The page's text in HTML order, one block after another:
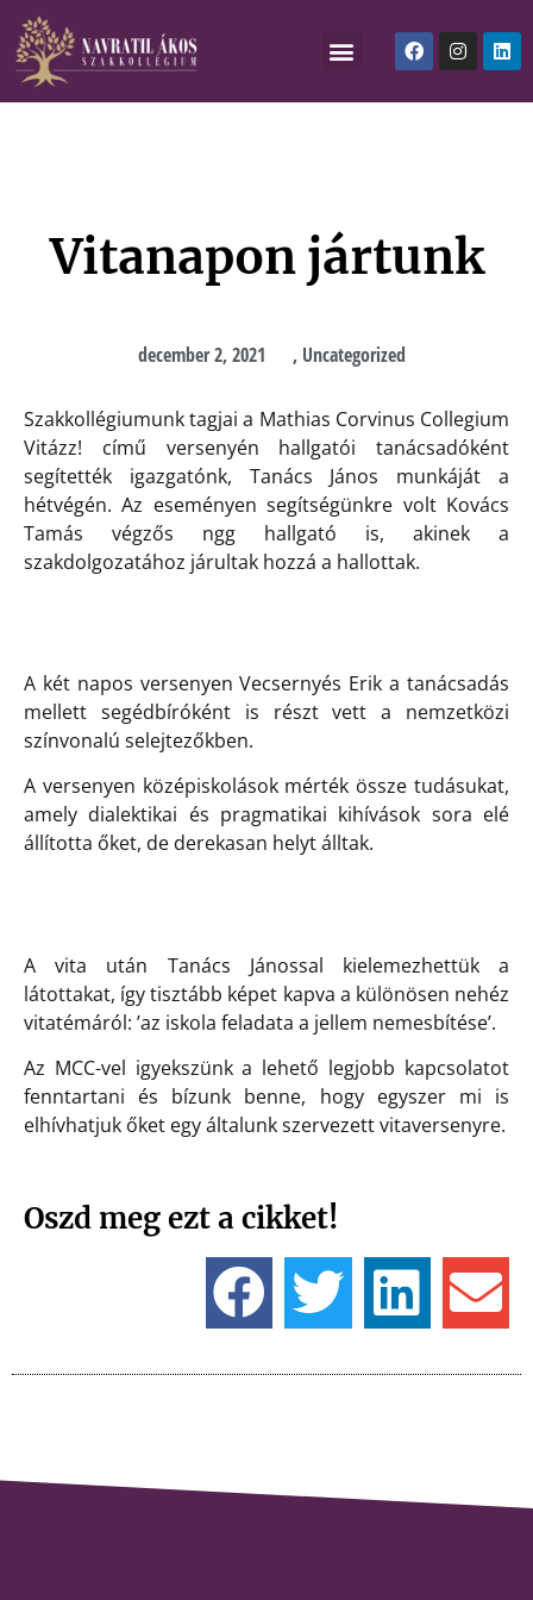
Vitanapon jártunk
december 2, 2021 , Uncategorized
Szakkollégiumunk tagjai a Mathias Corvinus Collegium
Vitázz! című versenyén hallgatói tanácsadóként
segítették igazgatónk, Tanács János munkáját a
hétvégén. Az eseményen segítségünkre volt Kovács
Tamás végzős ngg hallgató is, akinek a
szakdolgozatához járultak hozzá a hallottak.
A két napos versenyen Vecsernyés Erik a tanácsadás
mellett segédbíróként is részt vett a nemzetközi
színvonalú selejtezőkben.
A versenyen középiskolások mérték össze tudásukat,
amely dialektikai és pragmatikai kihívások sora elé
állította őket, de derekasan helyt álltak.
A vita után Tanács Jánossal kielemezhettük a
látottakat, így tisztább képet kapva a különösen nehéz
vitatémáról: ’az iskola feladata a jellem nemesbítése’.
Az MCC-vel igyekszünk a lehető legjobb kapcsolatot
fenntartani és bízunk benne, hogy egyszer mi is
elhívhatjuk őket egy általunk szervezett vitaversenyre.
Oszd meg ezt a cikket!